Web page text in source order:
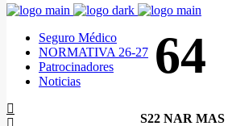
Seguro Médico
NORMATIVA 26-27
Patrocinadores
Noticias
64
S22 NAR MAS